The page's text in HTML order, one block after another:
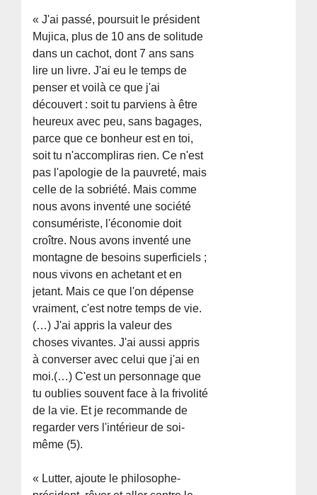
« J'ai passé, poursuit le président
Mujica, plus de 10 ans de solitude
dans un cachot, dont 7 ans sans
lire un livre. J'ai eu le temps de
penser et voilà ce que j'ai
découvert : soit tu parviens à être
heureux avec peu, sans bagages,
parce que ce bonheur est en toi,
soit tu n'accompliras rien. Ce n'est
pas l'apologie de la pauvreté, mais
celle de la sobriété. Mais comme
nous avons inventé une société
consumériste, l'économie doit
croître. Nous avons inventé une
montagne de besoins superficiels ;
nous vivons en achetant et en
jetant. Mais ce que l'on dépense
vraiment, c'est notre temps de vie.
(…) J'ai appris la valeur des
choses vivantes. J'ai aussi appris
à converser avec celui que j'ai en
moi.(…) C'est un personnage que
tu oublies souvent face à la frivolité
de la vie. Et je recommande de
regarder vers l'intérieur de soi-
même (5).
« Lutter, ajoute le philosophe-